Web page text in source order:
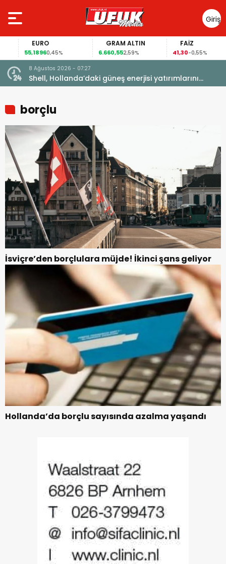
Giriş
Yap
EURO
55,18960,45%
GRAM ALTIN
6.660,552,59%
FAİZ
41,30-0,55%
8 Ağustos 2026 - 07:27
Shell, Hollanda’daki güneş enerjisi yatırımlarını
elden çıkarıyor
borçlu
İsviçre’den borçlulara müjde! İkinci şans geliyor
Hollanda’da borçlu sayısında azalma yaşandı